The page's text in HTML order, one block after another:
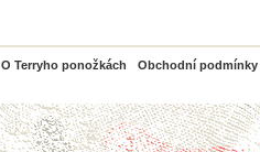
O Terryho ponožkách Obchodní podmínky
PayPal